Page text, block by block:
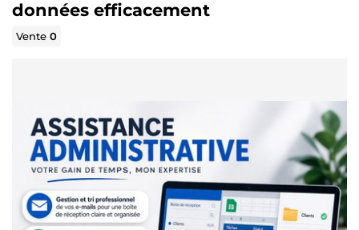
données efficacement
Vente0